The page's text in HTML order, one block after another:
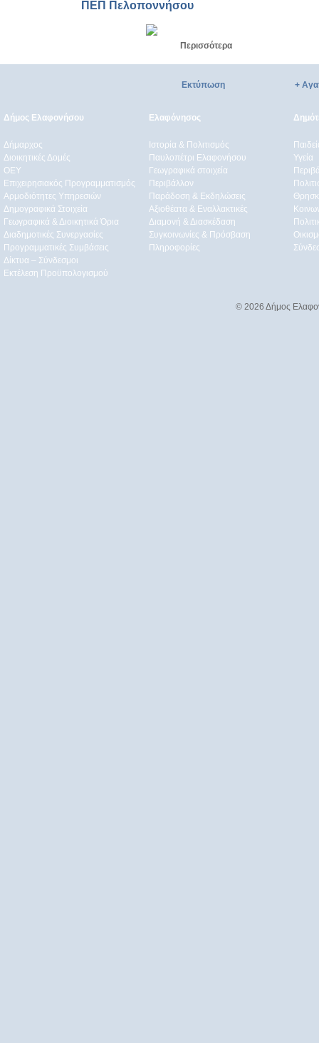
νησιώτη με την αυθεντική
λακωνική κουλτούρα
ΠΕΠ Πελοποννήσου
Περισσότερα
Εκτύπωση +
Δήμος Ελαφονήσου
Δήμαρχος
Διοικητικές Δομές
ΟEΥ
Επιχειρησιακός Προγραμματισμός
Αρμοδιότητες Υπηρεσιών
Δημογραφικά Στοιχεία
Γεωγραφικά & Διοικητικά Όρια
Διαδημοτικές Συνεργασίες
Προγραμματικές Συμβάσεις
Δίκτυα – Σύνδεσμοι
Εκτέλεση Προϋπολογισμού
Ελαφόνησος
Ιστορία & Πολιτισμός
Παυλοπέτρι Ελαφονήσου
Γεωγραφικά στοιχεία
Περιβάλλον
Παράδοση & Εκδηλώσεις
Αξιοθέατα & Eναλλακτικές
Διαμονή & Διασκέδαση
Συγκοινωνίες & Πρόσβαση
Πληροφορίες
Υγεία
© 2026 Δήμος